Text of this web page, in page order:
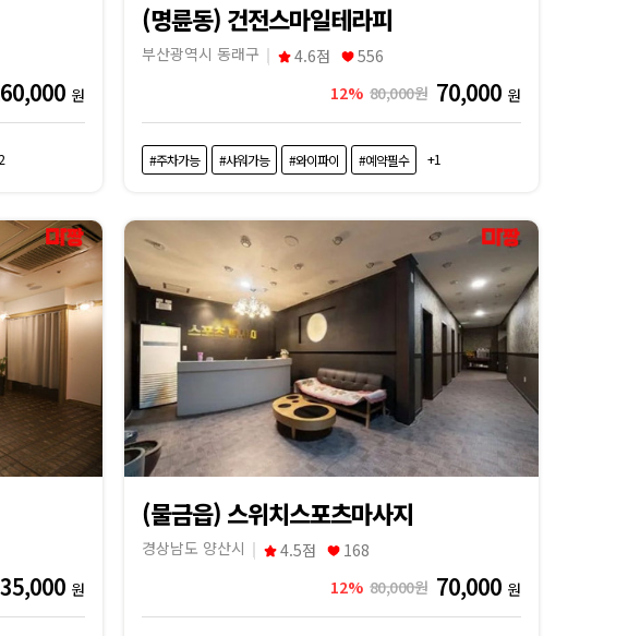
원
(명륜동) 건전스마일테라피
부산광역시 동래구 4.6점
556
12% 80,000원 70,000 원
#주차가능 #샤워가능 #와이파이 #예약필수 +1
35,000 원
(물금읍) 스위치스포츠마사지
경상남도 양산시 4.5점
168
12% 80,000원 70,000 원